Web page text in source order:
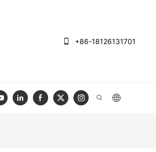
+86-18126131701
BLOG VÍDEO ENTRE EM